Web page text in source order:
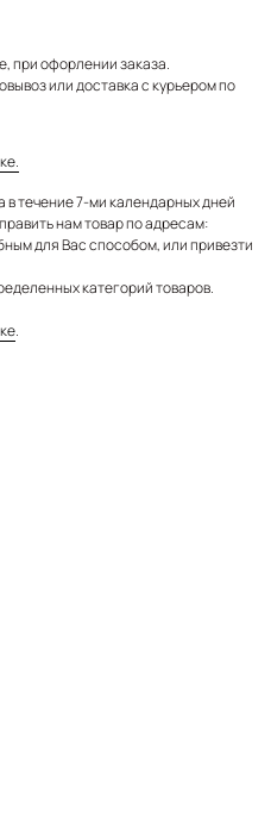
при офорлении заказа.
или доставка с курьером по
в течение 7-ми календарных дней
нам товар по адресам:
для Вас способом, или привезти
категорий товаров.
.